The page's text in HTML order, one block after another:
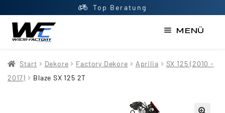
Top Beratung
MENÜ
AGB
Start Dekore Factory Dekore Aprilia
SX 125 (2010 -
2017)
Blaze SX 125 2T